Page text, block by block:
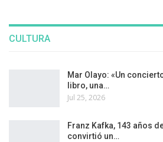
CULTURA
Mar Olayo: «Un
libro, una…
Jul 25, 2026
Franz Kafka, 143 años
convirtió un…